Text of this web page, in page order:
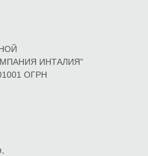
ИНТАЛИЯ"
ОГРН